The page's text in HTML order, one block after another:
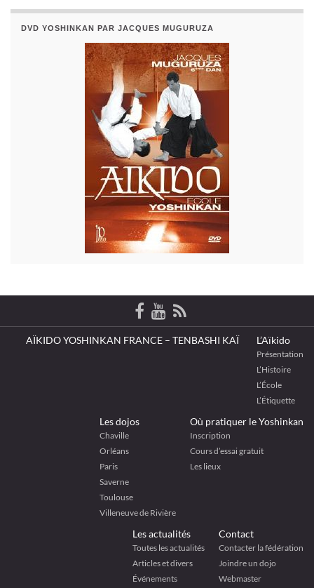
DVD YOSHINKAN PAR JACQUES MUGURUZA
AÏKIDO YOSHINKAN FRANCE – TENBASHI KAÏ L’Aïkido
Présentation
L’Histoire
L’École
L’Étiquette
Les dojos
Chaville
Orléans
Paris
Saverne
Toulouse
Villeneuve de Rivière
Où pratiquer le Yoshinkan
Inscription
Cours d’essai gratuit
Les lieux
Les actualités
Toutes les actualités
Articles et divers
Événements
Contact
Contacter la fédération
Joindre un dojo
Webmaster